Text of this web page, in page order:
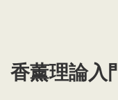
香薰理論入